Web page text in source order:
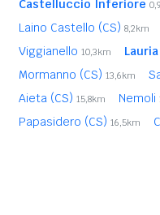
Castelluccio Inferiore
Laino Castello (CS) 8,2km
Viggianello 10,3km Lauria
Mormanno (CS) 13,6km
Aieta (CS) 15,8km Nemoli
Papasidero (CS) 16,5km